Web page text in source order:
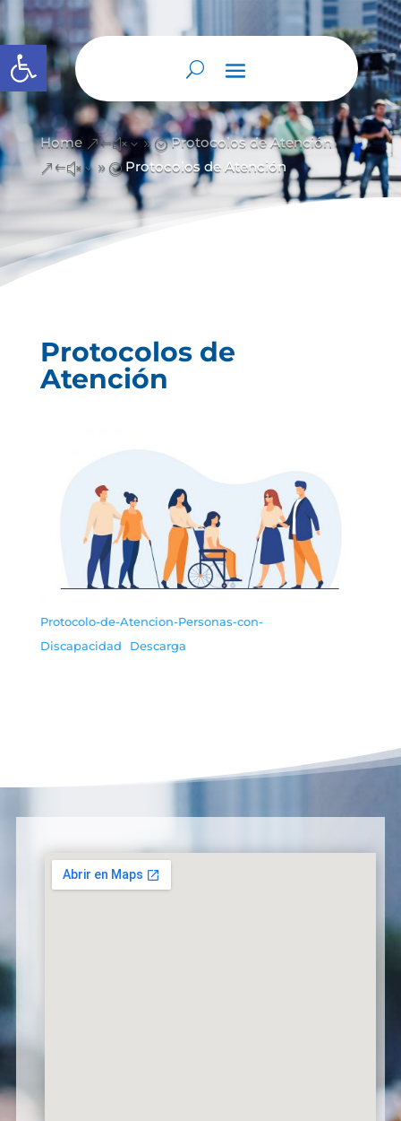
Abrir barra de herramientas
Home &#x39; Protocolos de Atención
&#x39; Protocolos de Atención
Protocolos de
Atención
Protocolo-de-Atencion-Personas-con-
Discapacidad
Descarga